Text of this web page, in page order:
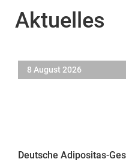
Aktuelles
8 August 2026
Deutsche Adipositas-